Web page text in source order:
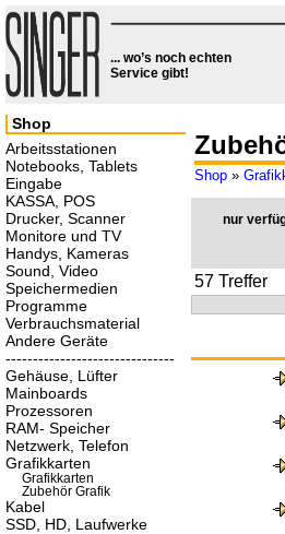
... wo’s noch echten
Service gibt!
Shop »
nur
57 Treffer
Shop
Arbeitsstationen
Notebooks, Tablets
Eingabe
KASSA, POS
Drucker, Scanner
Monitore und TV
Handys, Kameras
Sound, Video
Speichermedien
Programme
Verbrauchsmaterial
Andere Geräte
-------------------------------
Gehäuse, Lüfter
Mainboards
Prozessoren
RAM- Speicher
Netzwerk, Telefon
Grafikkarten
Grafikkarten
Zubehör Grafik
Kabel
SSD, HD, Laufwerke